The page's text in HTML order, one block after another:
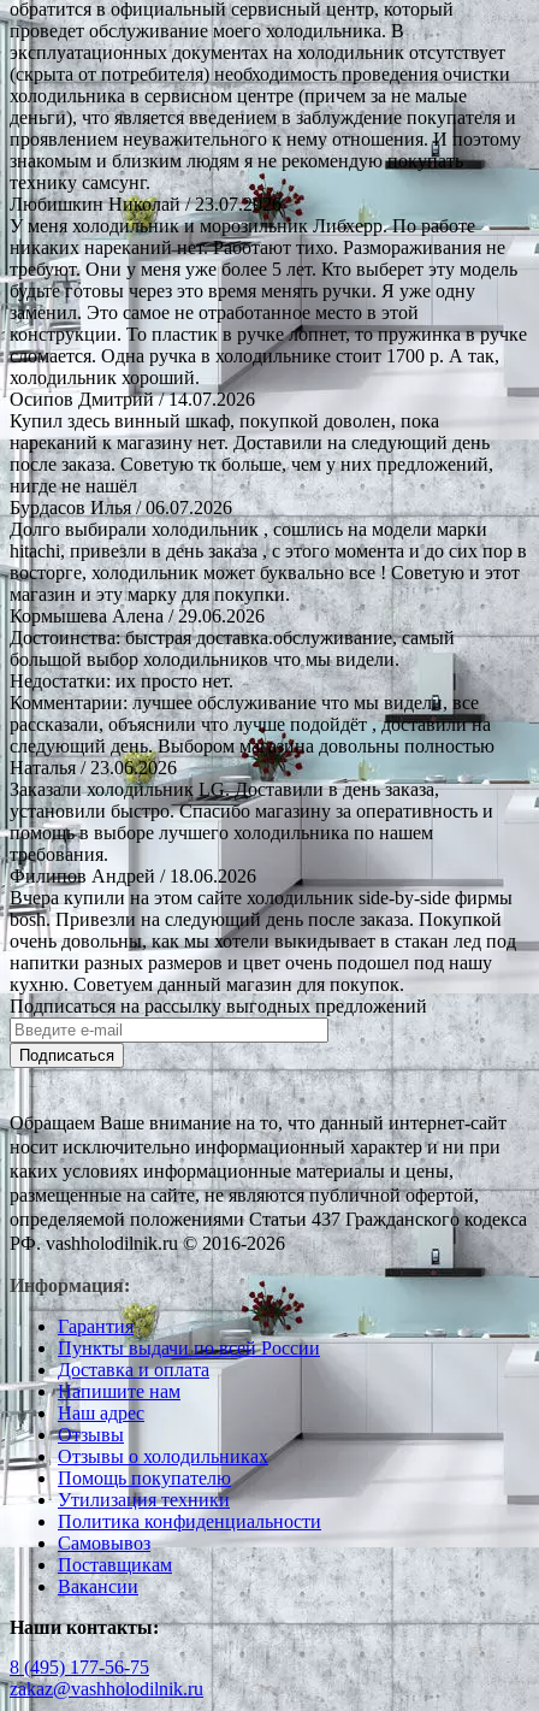
обратится в официальный сервисный центр, который
проведет обслуживание моего холодильника. В
эксплуатационных документах на холодильник отсутствует
(скрыта от потребителя) необходимость проведения очистки
холодильника в сервисном центре (причем за не малые
деньги), что является введением в заблуждение покупателя и
проявлением неуважительного к нему отношения. И поэтому
знакомым и близким людям я не рекомендую покупать
технику самсунг.
Любишкин Николай/ 23.07.2026
У меня холодильник и морозильник Либхерр. По работе
никаких нареканий нет. Работают тихо. Размораживания не
требуют. Они у меня уже более 5 лет. Кто выберет эту модель
будьте готовы через это время менять ручки. Я уже одну
заменил. Это самое не отработанное место в этой
конструкции. То пластик в ручке лопнет, то пружинка в ручке
сломается. Одна ручка в холодильнике стоит 1700 р. А так,
холодильник хороший.
Осипов Дмитрий/ 14.07.2026
Купил здесь винный шкаф, покупкой доволен, пока
нареканий к магазину нет. Доставили на следующий день
после заказа. Советую тк больше, чем у них предложений,
нигде не нашёл
Бурдасов Илья / 06.07.2026
Долго выбирали холодильник , сошлись на модели марки
hitachi, привезли в день заказа , с этого момента и до сих пор в
восторге, холодильник может буквально все ! Советую и этот
магазин и эту марку для покупки.
Кормышева Алена / 29.06.2026
Достоинства: быстрая доставка.обслуживание, самый
большой выбор холодильников что мы видели.
Недостатки: их просто нет.
Комментарии: лучшее обслуживание что мы видели, все
рассказали, объяснили что лучше подойдёт , доставили на
следующий день. Выбором магазина довольны полностью
Наталья/ 23.06.2026
Заказали холодильник LG. Доставили в день заказа,
установили быстро. Спасибо магазину за оперативность и
помощь в выборе лучшего холодильника по нашем
требования.
Филипов Андрей / 18.06.2026
Вчера купили на этом сайте холодильник side-by-side фирмы
bosh. Привезли на следующий день после заказа. Покупкой
очень довольны, как мы хотели выкидывает в стакан лед под
напитки разных размеров и цвет очень подошел под нашу
кухню. Советуем данный магазин для покупок.
Подписаться на рассылку выгодных предложений
Подписаться
Обращаем Ваше внимание на то, что данный интернет-сайт
носит исключительно информационный характер и ни при
каких условиях информационные материалы и цены,
размещенные на сайте, не являются публичной офертой,
определяемой положениями Статьи 437 Гражданского кодекса
РФ. vashholodilnik.ru © 2016-2026
Информация:
Гарантия
Пункты выдачи по всей России
Доставка и оплата
Напишите нам
Наш адрес
Отзывы
Отзывы о холодильниках
Помощь покупателю
Утилизация техники
Политика конфиденциальности
Самовывоз
Поставщикам
Вакансии
Наши контакты:
8 (495) 177-56-75
zakaz@vashholodilnik.ru